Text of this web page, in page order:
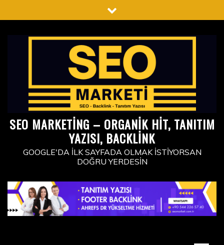
to
SEO MARKETING – ORGANIK HIT, TANITIM
YAZISI, BACKLINK
GOOGLE'DA İLK SAYFADA OLMAK İSTIYORSAN
DOĞRU YERDESIN